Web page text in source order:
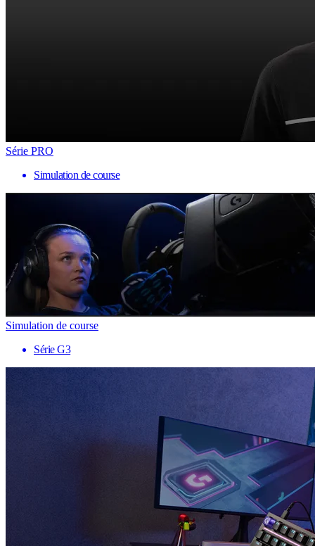
Série PRO
Simulation de course
Simulation de course
Série G3